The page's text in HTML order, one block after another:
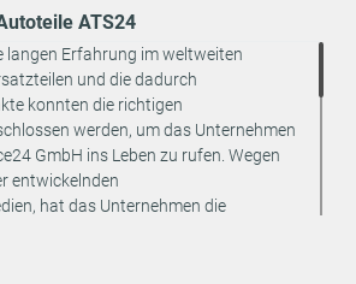
ATS24
langen Erfahrung im weltweiten
und die dadurch
konnten die richtigen
werden, um das Unternehmen
GmbH ins Leben zu rufen. Wegen
entwickelnden
hat das Unternehmen die